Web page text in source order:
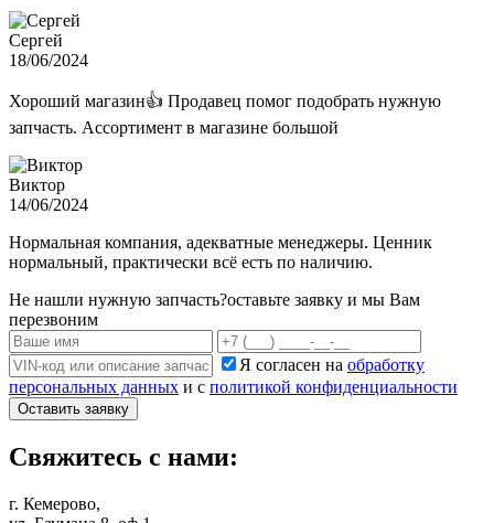
Сергей
18/06/2024
Хороший магазин👍 Продавец помог подобрать нужную
запчасть. Ассортимент в магазине большой
Виктор
14/06/2024
Нормальная компания, адекватные менеджеры. Ценник
нормальный, практически всё есть по наличию.
Не нашли нужную запчасть?оставьте заявку и мы Вам
перезвоним
Я согласен на обработку
персональных данных и с политикой конфиденциальности
Оставить заявку
Свяжитесь с нами:
г. Кемерово,